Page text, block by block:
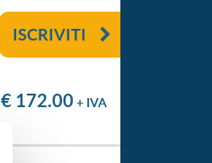
ISCRIVITI
€ 172.00 + IVA